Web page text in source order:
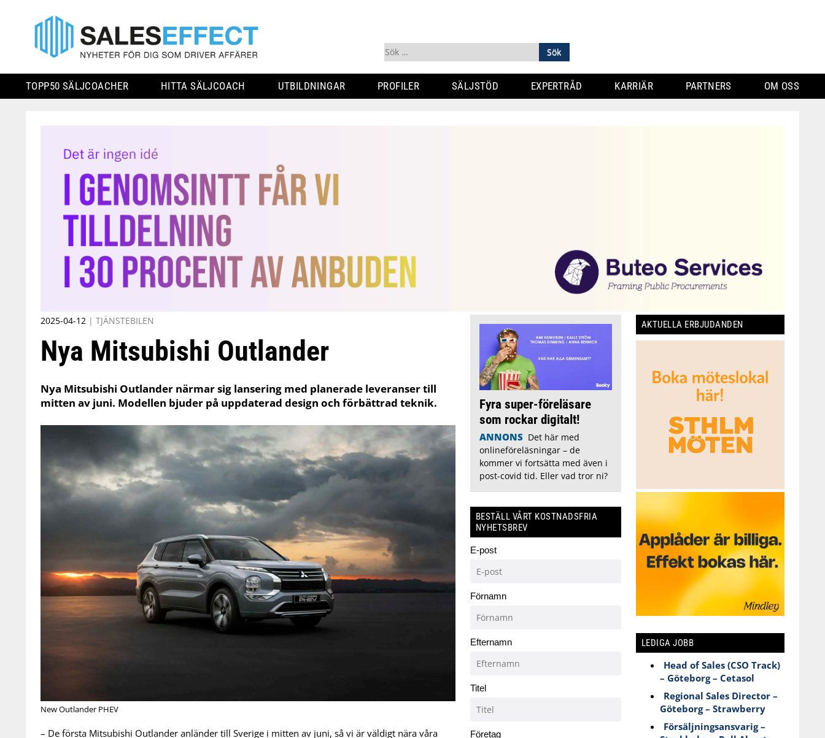
Sök
efter:
TOPP50 SÄLJCOACHER HITTA SÄLJCOACH UTBILDNINGAR PROFILER SÄLJSTÖD EXPERTRÅD KARRIÄR PARTNERS OM OSS
content
2025-04-12 | TJÄNSTEBILEN
Nya Mitsubishi Outlander
Nya Mitsubishi Outlander närmar sig lansering med planerade leveranser till
mitten av juni. Modellen bjuder på uppdaterad design och förbättrad teknik.
New Outlander PHEV
– De första Mitsubishi Outlander anländer till Sverige i mitten av juni, så vi är väldigt nära våra
Fyra super-föreläsare
som rockar digitalt!
ANNONS Det här med
onlineföreläsningar – de
kommer vi fortsätta med även i
post-covid tid. Eller vad tror ni?
BESTÄLL VÅRT KOSTNADSFRIA
NYHETSBREV
E-post
Förnamn
Efternamn
Titel
Företag
AKTUELLA ERBJUDANDEN
LEDIGA JOBB
Head of Sales (CSO Track)
– Göteborg – Cetasol
Regional Sales Director –
Göteborg – Strawberry
Försäljningsansvarig –